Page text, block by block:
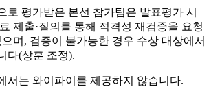
로 평가받은 본선 참가팀은 발표평가 시
제출·질의를 통해 적격성 재검증을 요청
며, 검증이 불가능한 경우 수상 대상에서
다(상훈 조정).
서는 와이파이를 제공하지 않습니다.